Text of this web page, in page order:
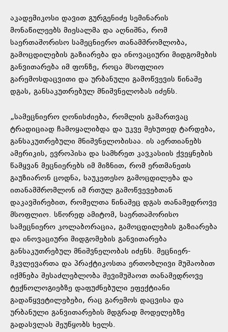
აკადემიკოსი დავით გურგენიძე სემინარის
მონაწილეებს მიესალმა და აღნიშნა, რომ
საერთაშორისო სამეცნიერო თანამშრომლობა,
გამოცდილების გაზიარება და ინოვაციური მიდგომების
განვითარება იმ ფონზე, როცა მსოფლიო
გარემოსდაცვითი და ურბანული გამოწვევის წინაშე
დგას, განსაკუთრებულ მნიშვნელობას იძენს.
„სამეცნიერო ღონისძიება, რომლის გამართვაც
ტრადიციად ჩამოყალიბდა და უკვე მეხუთედ ტარდება,
განსაკუთრებული მნიშვნელობისაა. ის აერთიანებს
ამერიკის, ევროპისა და სამხრეთ კავკასიის ქვეყნების
წამყვან მეცნიერებს იმ მიზნით, რომ ერთმანეთს
გაუზიარონ ცოდნა, საუკეთესო გამოცდილება და
ითანამშრომლონ იმ რთულ გამოწვევებთან
დაკავშირებით, რომელთა წინაშეც დგას თანამედროვე
მსოფლიო. სწორედ ამიტომ, საერთაშორისო
სამეცნიერო კოლაბორაცია, გამოცდილების გაზიარება
და ინოვაციური მიდგომების განვითარება
განსაკუთრებულ მნიშვნელობას იძენს. მეცნიერ-
მკვლევართა და პრაქტიკოსთა ერთობლივი მუშაობით
იქმნება შესაძლებლობა შევიმუშაოთ თანამედროვე
ტექნოლოგიებზე დაფუძნებული ეფექტიანი
გადაწყვეტილებები, რაც გარემოს დაცვისა და
ურბანული განვითარების მდგრად მოდელებზე
გადასვლას შეუწყობს ხელს.